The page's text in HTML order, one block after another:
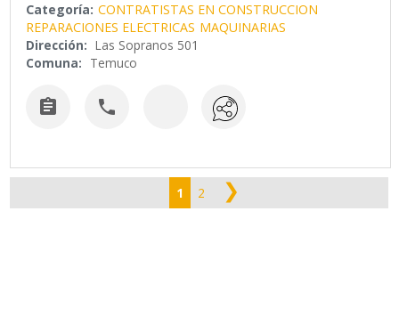
Categoría: CONTRATISTAS EN CONSTRUCCION
REPARACIONES ELECTRICAS MAQUINARIAS
Dirección: Las Sopranos 501
Comuna: Temuco
 
1 2 ❯